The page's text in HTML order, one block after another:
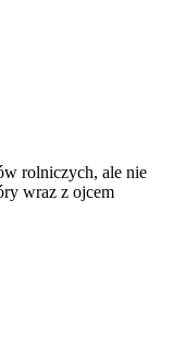
rolniczych, ale nie
wraz z ojcem